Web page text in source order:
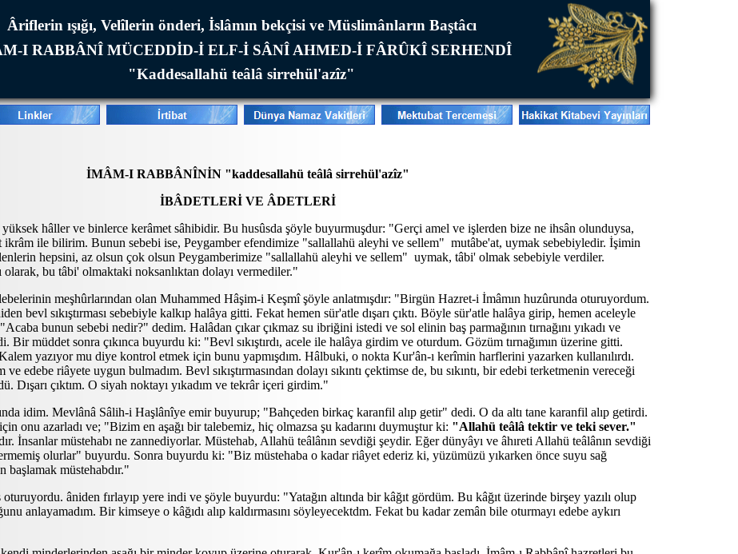
Âriflerin ışığı, Velîlerin önderi, İslâmın bekçisi ve Müslimânların Baştâcı
I RABBÂNÎ MÜCEDDİD-İ ELF-İ SÂNÎ AHMED-İ FÂRÛKÎ SERHENDÎ
"Kaddesallahü teâlâ sirrehül'azîz"